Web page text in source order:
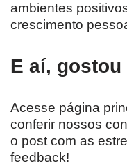
ambientes
crescimento
E aí,
Acesse página
conferir nossos
o post com as
feedback!